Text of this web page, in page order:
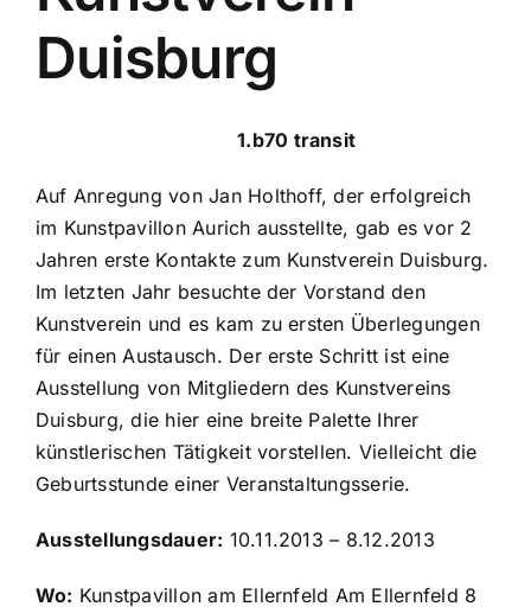
Duisburg
1.b70 transit
Auf Anregung von Jan Holthoff, der erfolgreich
im Kunstpavillon Aurich ausstellte, gab es vor 2
Jahren erste Kontakte zum Kunstverein Duisburg.
Im letzten Jahr besuchte der Vorstand den
Kunstverein und es kam zu ersten Überlegungen
für einen Austausch. Der erste Schritt ist eine
Ausstellung von Mitgliedern des Kunstvereins
Duisburg, die hier eine breite Palette Ihrer
künstlerischen Tätigkeit vorstellen. Vielleicht die
Geburtsstunde einer Veranstaltungsserie.
Ausstellungsdauer: 10.11.2013 – 8.12.2013
Wo: Kunstpavillon am Ellernfeld Am Ellernfeld 8